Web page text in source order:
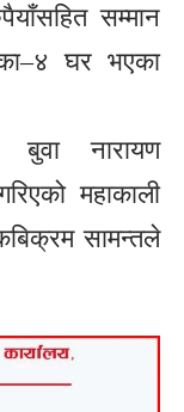
सम्मान
घर भएका
बुवा नारायण
महाकाली
सामन्तले